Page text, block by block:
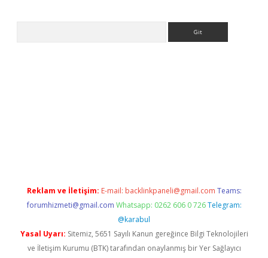
Reklam ve İletişim: E-mail: backlinkpaneli@gmail.com Teams:
forumhizmeti@gmail.com Whatsapp: 0262 606 0 726 Telegram:
@karabul
Yasal Uyarı: Sitemiz, 5651 Sayılı Kanun gereğince Bilgi Teknolojileri
ve İletişim Kurumu (BTK) tarafından onaylanmış bir Yer Sağlayıcı